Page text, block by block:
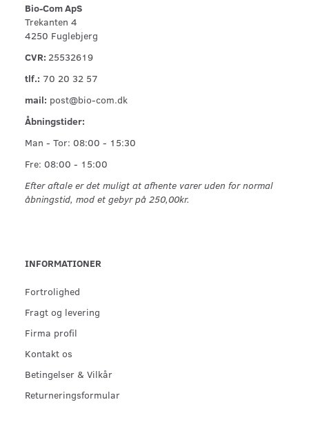
Bio-Com ApS
Trekanten 4
4250 Fuglebjerg
CVR: 25532619
tlf.: 70 20 32 57
mail: post@bio-com.dk
Åbningstider:
Man - Tor: 08:00 - 15:30
Fre: 08:00 - 15:00
Efter aftale er det muligt at afhente varer uden for normal
åbningstid, mod et gebyr på 250,00kr.
INFORMATIONER
Fortrolighed
Fragt og levering
Firma profil
Kontakt os
Betingelser & Vilkår
Returneringsformular